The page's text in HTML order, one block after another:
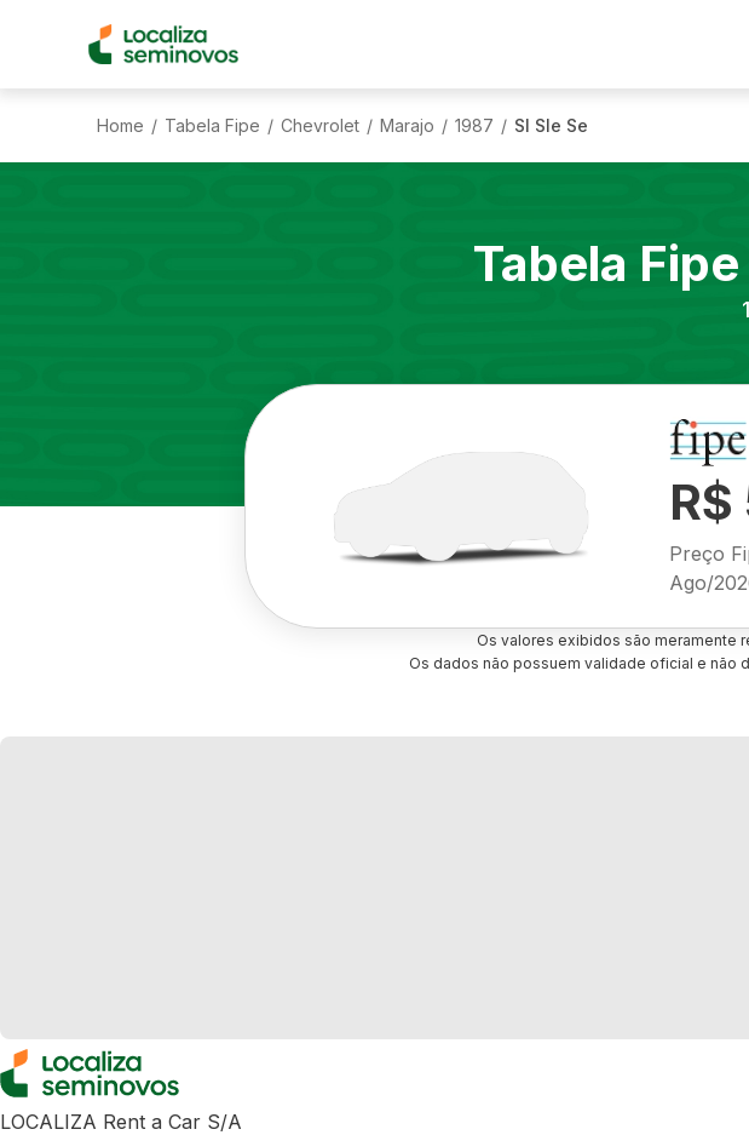
Home / Tabela Fipe / Chevrolet / Marajo / 1987 / Sl Sle Se
Tabela Fipe
Preço
Ago/
Os valores exibidos são meramente
Os dados não possuem validade oficial e não
LOCALIZA Rent a Car S/A